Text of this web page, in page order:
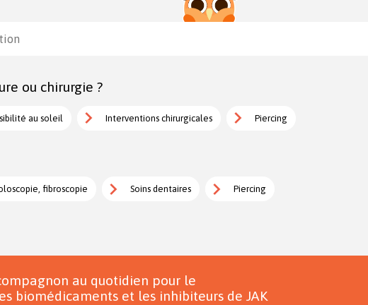
ou chirurgie ?
au soleil Interventions chirurgicales Piercing
fibroscopie Soins dentaires Piercing
au quotidien pour le
biomédicaments et les inhibiteurs de JAK